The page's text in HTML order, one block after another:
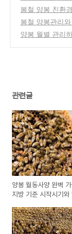
익을 위한 꿀벌
봄철 양봉 친환
(16)
봄철 양봉관리
관리 포인트
(17)
양봉 월별 관리
관련글
양봉 월동사양 완벽
지방 기준 시작시기와